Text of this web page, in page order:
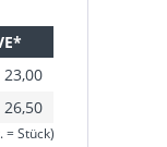
23,00
26,50
= Stück)